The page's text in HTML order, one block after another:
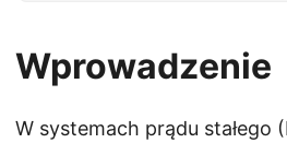
Wprowadzenie
W systemach prądu stałego